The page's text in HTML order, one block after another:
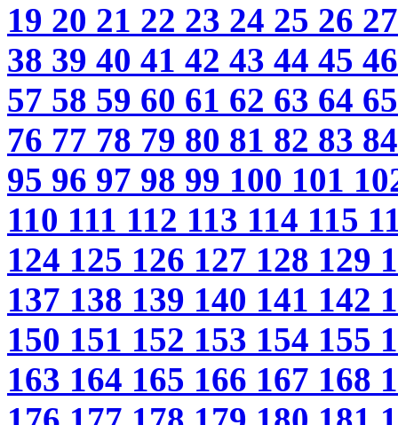
19 20 21 22 23 24 25 26
38 39 40 41 42 43 44 45
57 58 59 60 61 62 63 64
76 77 78 79 80 81 82 83
95 96 97 98 99 100 101
110 111 112 113 114 115
124 125 126 127 128 129
137 138 139 140 141 142
150 151 152 153 154 155
163 164 165 166 167 168